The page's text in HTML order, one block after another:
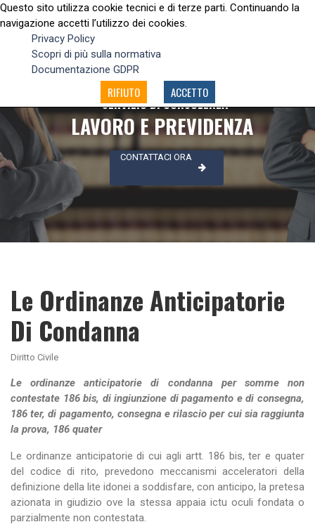
SERVIZIO DI CONSULENZA
LAVORO E PREVIDENZA
CONTATTACI ORA
Le Ordinanze Anticipatorie
Di Condanna
Diritto Civile
Le ordinanze anticipatorie di condanna per somme non
contestate 186 bis, di ingiunzione di pagamento e di consegna,
186 ter, di pagamento, consegna e rilascio per cui sia raggiunta
la prova, 186 quater
Le ordinanze anticipatorie di cui agli artt. 186 bis, ter e quater
del codice di rito, prevedono meccanismi acceleratori della
definizione della lite idonei a soddisfare, con anticipo, la pretesa
azionata in giudizio ove la stessa appaia ictu oculi fondata o
parzialmente non contestata.
Questo sito utilizza cookie tecnici e di terze parti. Continuando la
navigazione accetti l’utilizzo dei cookies.
Privacy Policy
Scopri di più sulla normativa
Documentazione GDPR
RIFIUTO ACCETTO